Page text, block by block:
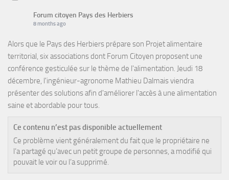
Forum citoyen Pays des Herbiers
8 months ago
Alors que le Pays des Herbiers prépare son Projet alimentaire
territorial, six associations dont Forum Citoyen proposent une
conférence gesticulée sur le thème de l'alimentation. Jeudi 18
décembre, l'ingénieur-agronome Mathieu Dalmais viendra
présenter des solutions afin d'améliorer l'accès à une alimentation
saine et abordable pour tous.
Ce contenu n’est pas disponible actuellement
Ce problème vient généralement du fait que le propriétaire ne
l’a partagé qu’avec un petit groupe de personnes, a modifié qui
pouvait le voir ou l’a supprimé.